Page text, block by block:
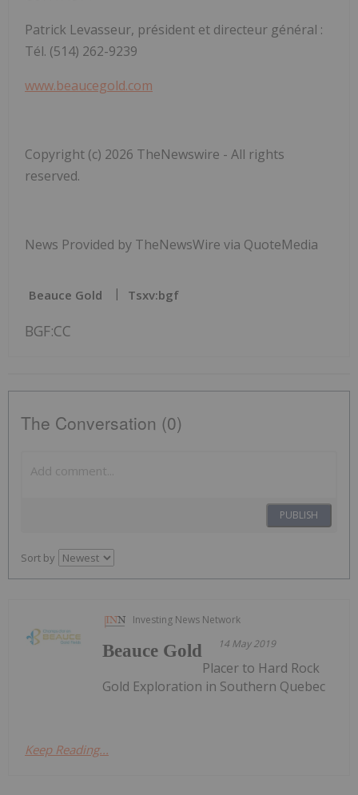
Patrick Levasseur, président et directeur général :
Tél. (514) 262-9239
www.beaucegold.com
Copyright (c) 2026 TheNewswire - All rights
reserved.
News Provided by TheNewsWire via QuoteMedia
Beauce Gold Tsxv:bgf
BGF:CC
The Conversation (0)
PUBLISH
Sort by
Investing News Network
14 May 2019
Beauce Gold
Placer to Hard Rock
Gold Exploration in Southern Quebec
Keep Reading...